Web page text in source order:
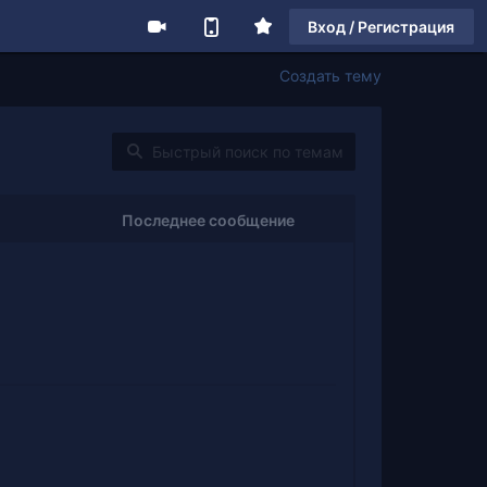
Вход / Регистрация
Создать тему
Последнее сообщение